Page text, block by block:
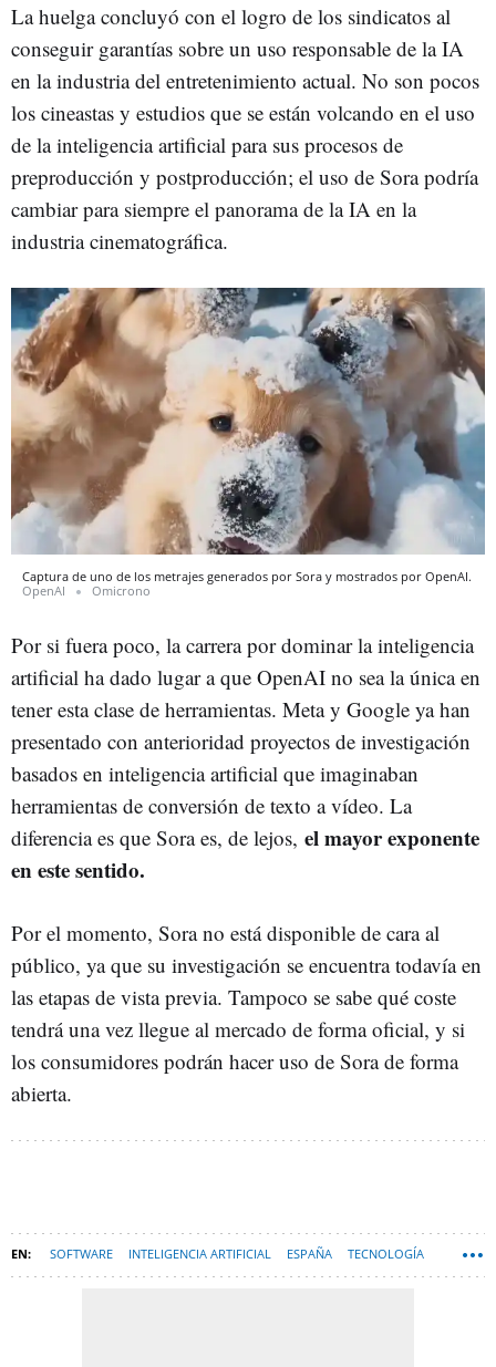
La huelga concluyó con el logro de los sindicatos al
conseguir garantías sobre un uso responsable de la IA
en la industria del entretenimiento actual. No son pocos
los cineastas y estudios que se están volcando en el uso
de la inteligencia artificial para sus procesos de
preproducción y postproducción; el uso de Sora podría
cambiar para siempre el panorama de la IA en la
industria cinematográfica.
Captura de uno de los metrajes generados por Sora y mostrados por OpenAI.
OpenAI
Omicrono
Por si fuera poco, la carrera por dominar la inteligencia
artificial ha dado lugar a que OpenAI no sea la única en
tener esta clase de herramientas. Meta y Google ya han
presentado con anterioridad proyectos de investigación
basados en inteligencia artificial que imaginaban
herramientas de conversión de texto a vídeo. La
diferencia es que Sora es, de lejos, el mayor exponente
en este sentido.
Por el momento, Sora no está disponible de cara al
público, ya que su investigación se encuentra todavía en
las etapas de vista previa. Tampoco se sabe qué coste
tendrá una vez llegue al mercado de forma oficial, y si
los consumidores podrán hacer uso de Sora de forma
abierta.
SOFTWARE INTELIGENCIA ARTIFICIAL ESPAÑA TECNOLOGÍA